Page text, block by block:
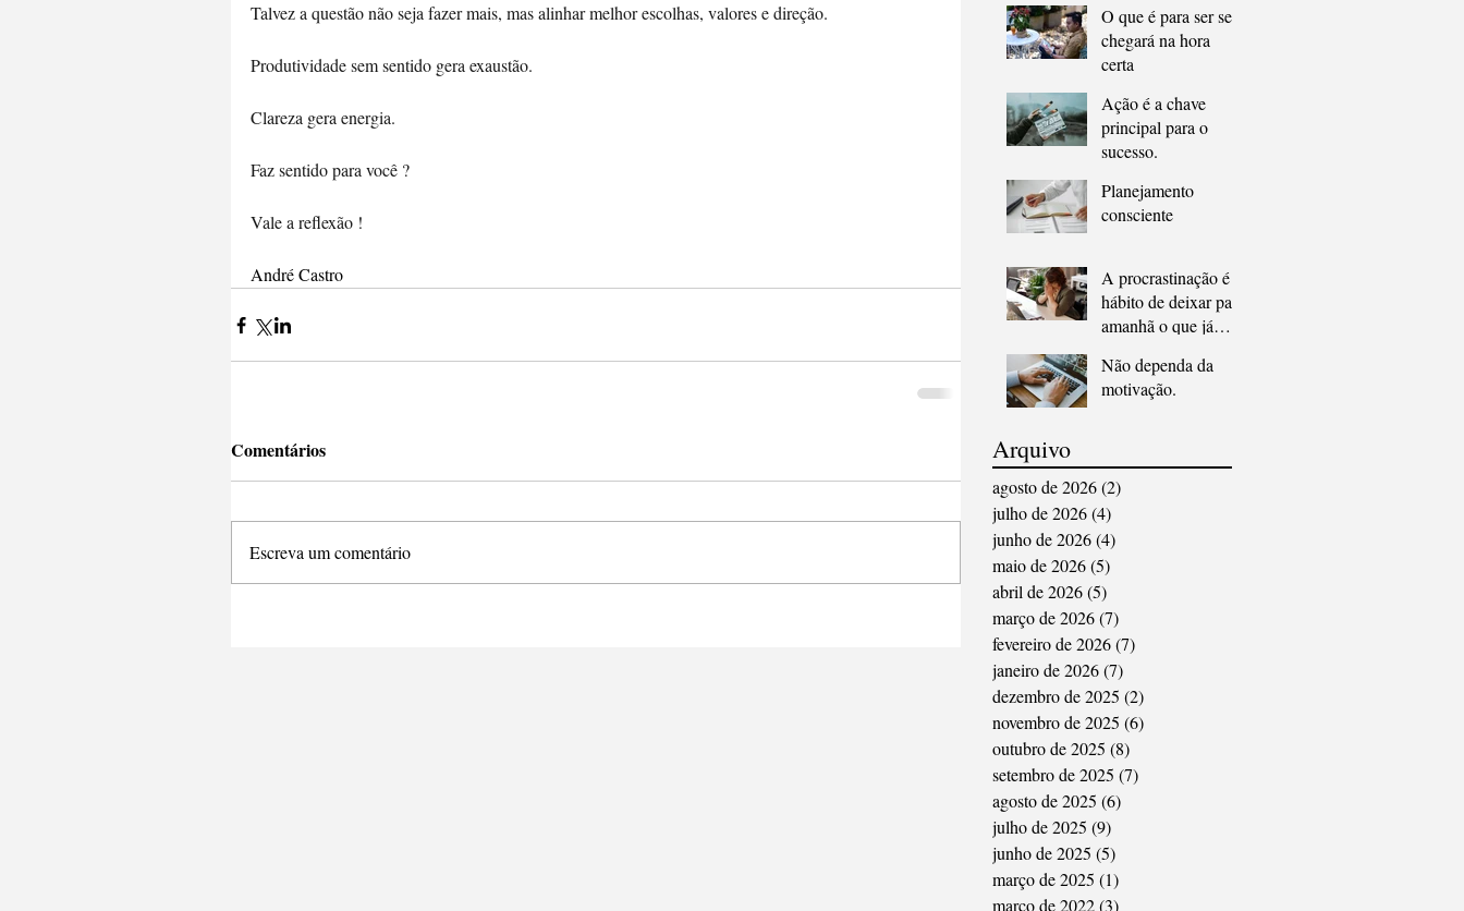
Talvez a questão não seja fazer mais, mas alinhar melhor escolhas, valores e direção.
Produtividade sem sentido gera exaustão.
Clareza gera energia.
Faz sentido para você ?
Vale a reflexão !
André Castro
Comentários
Escreva um comentário
O que é para ser seu
chegará na hora
certa
Ação é a chave
principal para o
sucesso.
Planejamento
consciente
A procrastinação é o
hábito de deixar para
amanhã o que já
ontem.
Não dependa da
motivação.
Arquivo
agosto de 2026(2)
julho de 2026(4)
junho de 2026(4)
maio de 2026(5)
abril de 2026(5)
março de 2026(7)
fevereiro de 2026(7)
janeiro de 2026(7)
dezembro de 2025 (2)
novembro de 2025 (6)
outubro de 2025 (8)
setembro de 2025 (7)
agosto de 2025 (6)
julho de 2025 (9)
junho de 2025 (5)
março de 2025 (1)
março de 2022(3)